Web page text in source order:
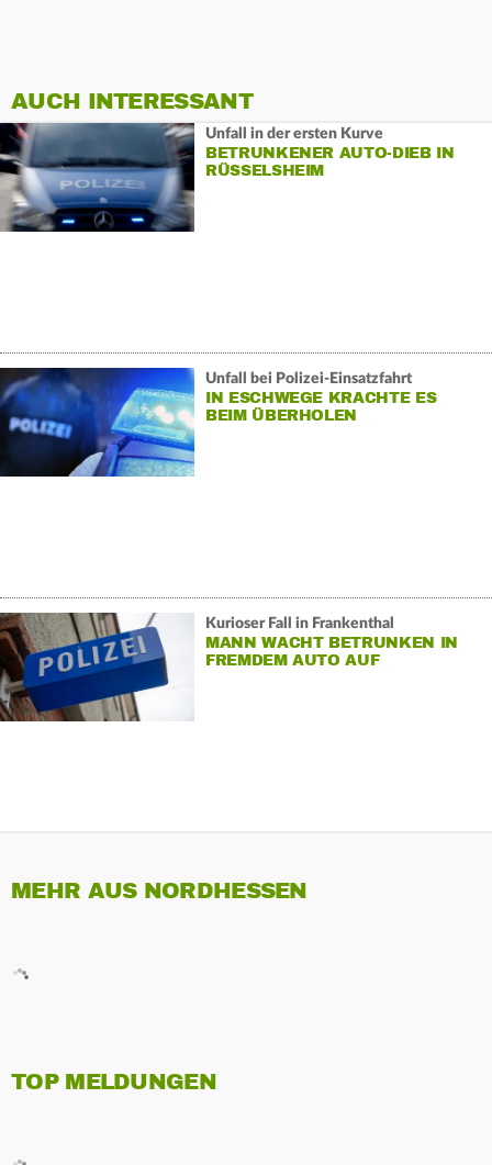
AUCH INTERESSANT
Unfall in der ersten Kurve
BETRUNKENER AUTO-DIEB IN
RÜSSELSHEIM
Unfall bei Polizei-Einsatzfahrt
IN ESCHWEGE KRACHTE ES
BEIM ÜBERHOLEN
Kurioser Fall in Frankenthal
MANN WACHT BETRUNKEN IN
FREMDEM AUTO AUF
MEHR AUS NORDHESSEN
TOP MELDUNGEN